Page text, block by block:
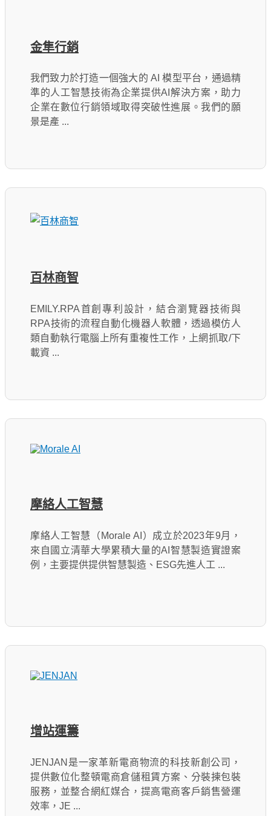
金隼行銷
我們致力於打造一個強大的 AI 模型平台，通過精
準的人工智慧技術為企業提供AI解決方案，助力
企業在數位行銷領域取得突破性進展。我們的願
景是產 ...
百林商智
EMILY.RPA首創專利設計，結合瀏覽器技術與
RPA技術的流程自動化機器人軟體，透過模仿人
類自動執行電腦上所有重複性工作，上網抓取/下
載資 ...
摩絡人工智慧
摩絡人工智慧（Morale AI）成立於2023年9月，
來自國立清華大學累積大量的AI智慧製造實證案
例，主要提供提供智慧製造、ESG先進人工 ...
增站運籌
JENJAN是一家革新電商物流的科技新創公司，
提供數位化整頓電商倉儲租賃方案、分裝揀包裝
服務，並整合網紅媒合，提高電商客戶銷售營運
效率，JE ...